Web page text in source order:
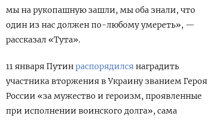
мы на рукопашную зашли, мы оба знали, что
один из нас должен по-любому умереть», —
рассказал «Тута».
11 января Путин распорядился наградить
участника вторжения в Украину званием Героя
России «за мужество и героизм, проявленные
при исполнении воинского долга», сама